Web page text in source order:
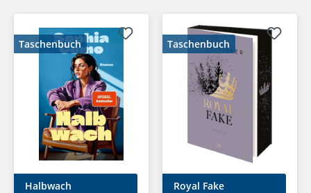
Taschenbuch
Halbwach
Taschenbuch
Royal Fake